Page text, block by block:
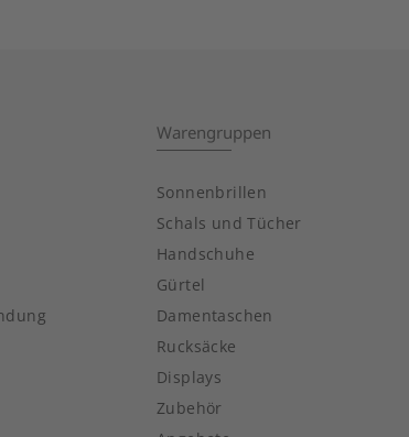
Warengruppen
Sonnenbrillen
Schals und Tücher
Handschuhe
Gürtel
Damentaschen
Rucksäcke
Displays
Zubehör